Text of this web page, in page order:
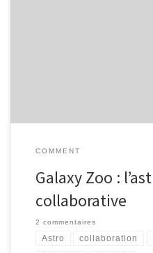
COMMENT
Galaxy Zoo :
collaborative
2 commentaires
Astro collaboration